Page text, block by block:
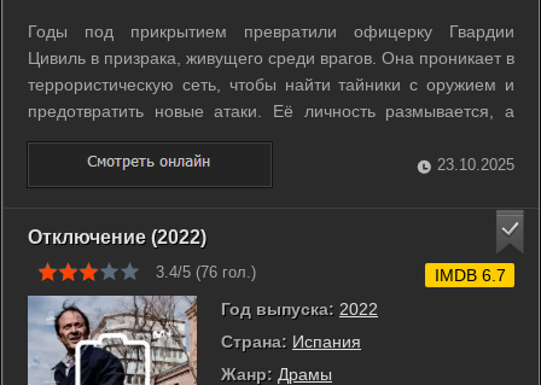
Годы под прикрытием превратили офицерку Гвардии
Цивиль в призрака, живущего среди врагов. Она проникает в
террористическую сеть, чтобы найти тайники с оружием и
предотвратить новые атаки. Её личность размывается, а
одиночество становится частью миссии. Чем ближе финал
операции, тем сильнее сомнения. Сможет ли она вернуться
к жизни, которую ...
23.10.2025
Отключение (2022)
3.4/5 (76 гол.)
Год выпуска: 2022
Страна: Испания
Жанр: Драмы
IMDB 6.7